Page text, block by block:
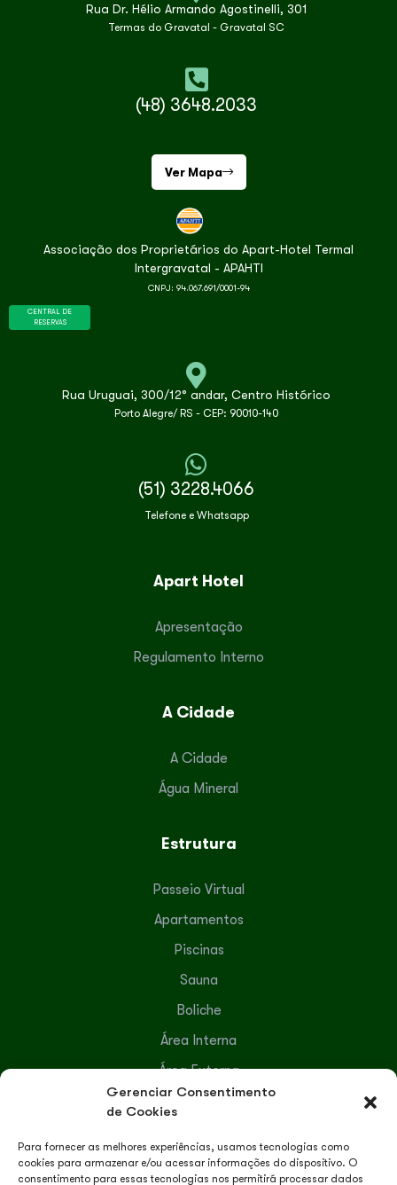
Gerenciar Consentimento
de Cookies
Para fornecer as melhores experiências, usamos tecnologias como
cookies para armazenar e/ou acessar informações do dispositivo. O
consentimento para essas tecnologias nos permitirá processar dados
Rua Dr. Hélio Armando Agostinelli, 301
Termas do Gravatal - Gravatal SC
(48) 3648.2033
Ver Mapa
Associação dos Proprietários do Apart-Hotel Termal
Intergravatal - APAHTI
CNPJ: 94.067.691/0001-94
CENTRAL DE
RESERVAS
Rua Uruguai, 300/12° andar, Centro Histórico
Porto Alegre/ RS - CEP: 90010-140
(51) 3228.4066
Telefone e Whatsapp
Apart Hotel
Apresentação
Regulamento Interno
A Cidade
A Cidade
Água Mineral
Estrutura
Passeio Virtual
Apartamentos
Piscinas
Sauna
Boliche
Área Interna
Área Externa
Serviços Terceirizados
Lazer e Recreação